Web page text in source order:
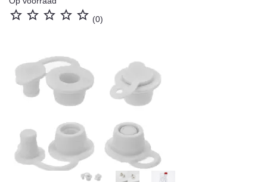
     (0)